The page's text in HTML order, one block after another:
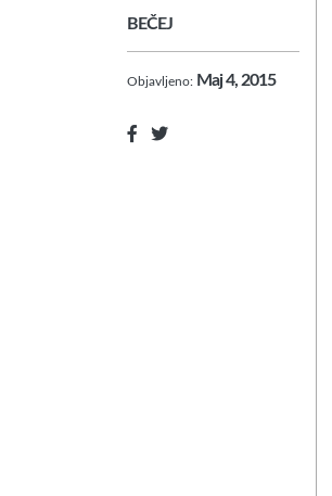
BEČEJ
Objavljeno: Maj 4, 2015